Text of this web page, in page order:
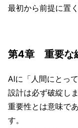
最初から前提に置
第4章 重要な
AIに「人間にとっ
設計は必ず破綻しま
重要性とは意味で
す。